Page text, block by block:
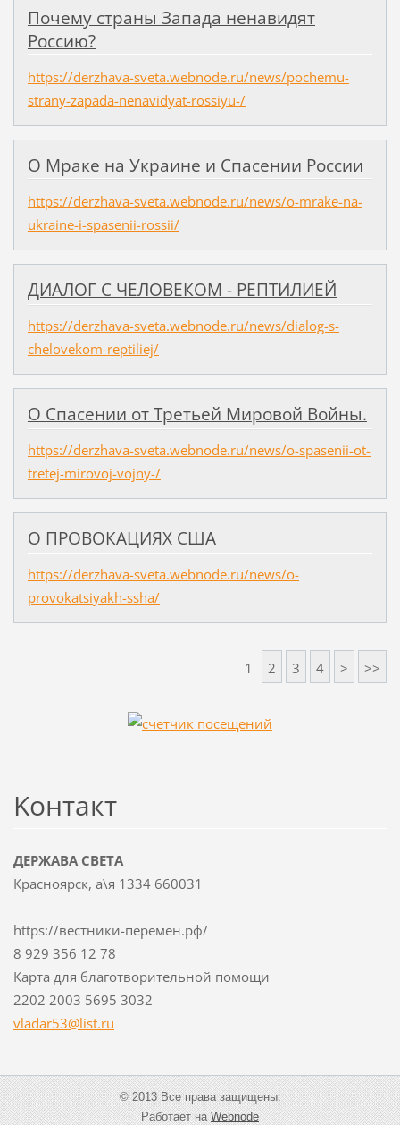
Почему страны Запада ненавидят
Россию?
https://derzhava-sveta.webnode.ru/news/pochemu-
strany-zapada-nenavidyat-rossiyu-/
О Мраке на Украине и Спасении России
https://derzhava-sveta.webnode.ru/news/o-mrake-na-
ukraine-i-spasenii-rossii/
ДИАЛОГ С ЧЕЛОВЕКОМ - РЕПТИЛИЕЙ
https://derzhava-sveta.webnode.ru/news/dialog-s-
chelovekom-reptiliej/
О Спасении от Третьей Мировой Войны.
https://derzhava-sveta.webnode.ru/news/o-spasenii-ot-
tretej-mirovoj-vojny-/
О ПРОВОКАЦИЯХ США
https://derzhava-sveta.webnode.ru/news/o-
provokatsiyakh-ssha/
1 2 3 4 > >>
Koнтакт
ДЕРЖАВА СВЕТА
Красноярск, а\я 1334 660031
https://вестники-перемен.рф/
8 929 356 12 78
Карта для благотворительной помощи
2202 2003 5695 3032
vladar53@list.ru
© 2013 Все права защищены.
Работает наWebnode